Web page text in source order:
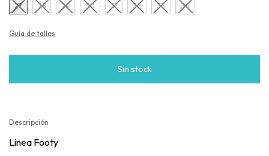
27 28 29 30 31 32 33 34
Guía de talles
Descripción
Linea Footy